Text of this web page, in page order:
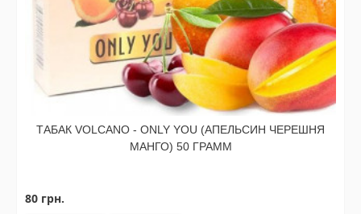
ТАБАК VOLCANO - ONLY YOU (АПЕЛЬСИН ЧЕРЕШНЯ
МАНГО) 50 ГРАММ
80 грн.